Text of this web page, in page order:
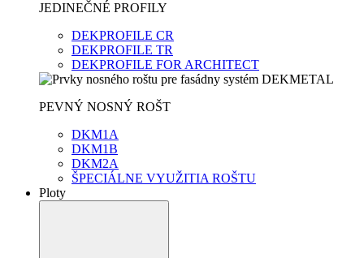
JEDINEČNÉ PROFILY
DEKPROFILE CR
DEKPROFILE TR
DEKPROFILE FOR ARCHITECT
PEVNÝ NOSNÝ ROŠT
DKM1A
DKM1B
DKM2A
ŠPECIÁLNE VYUŽITIA ROŠTU
Ploty